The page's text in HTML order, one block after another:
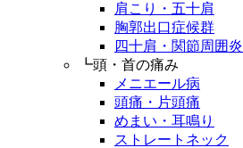
肩こり・五十肩
胸郭出口症候群
四十肩・関節周囲炎
┗頭・首の痛み
メニエール病
頭痛・片頭痛
めまい・耳鳴り
ストレートネック